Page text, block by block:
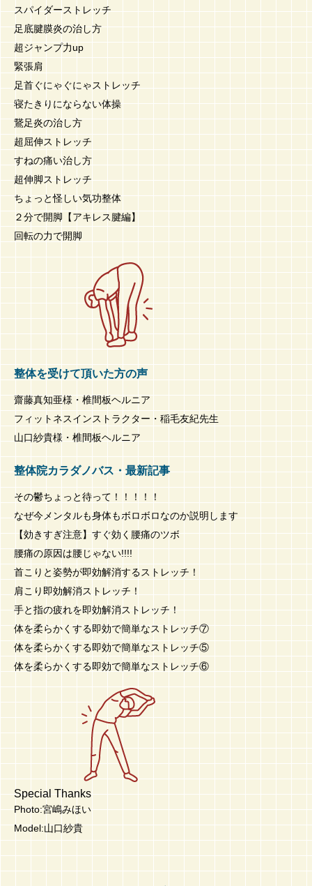
スパイダーストレッチ
足底腱膜炎の治し方
超ジャンプ力up
緊張肩
足首ぐにゃぐにゃストレッチ
寝たきりにならない体操
鵞足炎の治し方
超屈伸ストレッチ
すねの痛い治し方
超伸脚ストレッチ
ちょっと怪しい気功整体
２分で開脚【アキレス腱編】
回転の力で開脚
整体を受けて頂いた方の声
齋藤真知亜様・椎間板ヘルニア
フィットネスインストラクター・稲毛友紀先生
山口紗貴様・椎間板ヘルニア
整体院カラダノバス・最新記事
その鬱ちょっと待って！！！！！
なぜ今メンタルも身体もボロボロなのか説明します
【効きすぎ注意】すぐ効く腰痛のツボ
腰痛の原因は腰じゃない!!!!
首こりと姿勢が即効解消するストレッチ！
肩こり即効解消ストレッチ！
手と指の疲れを即効解消ストレッチ！
体を柔らかくする即効で簡単なストレッチ⑦
体を柔らかくする即効で簡単なストレッチ⑤
体を柔らかくする即効で簡単なストレッチ⑥
Special Thanks
Photo:宮嶋みほい
Model:山口紗貴